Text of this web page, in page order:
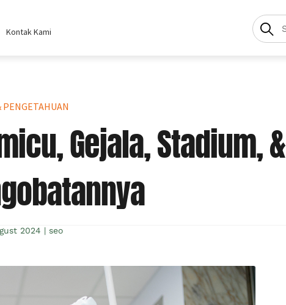
Kontak Kami
PENGETAHUAN
Gejala, Stadium, &
2024 | seo